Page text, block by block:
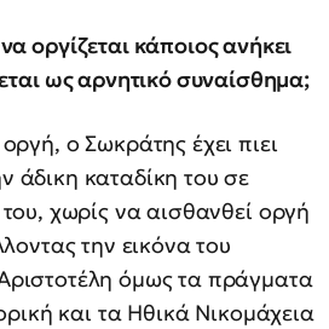
οργίζεται κάποιος ανήκει
ως αρνητικό συναίσθημα;
ο Σωκράτης έχει πιει
καταδίκη του σε
χωρίς να αισθανθεί οργή
την εικόνα του
όμως τα πράγματα
και τα Ηθικά Νικομάχεια